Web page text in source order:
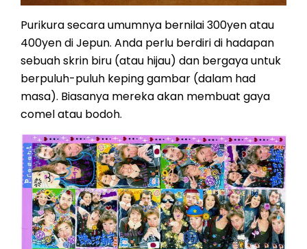
Purikura secara umumnya bernilai 300yen atau
400yen di Jepun. Anda perlu berdiri di hadapan
sebuah skrin biru (atau hijau) dan bergaya untuk
berpuluh-puluh keping gambar (dalam had
masa). Biasanya mereka akan membuat gaya
comel atau bodoh.